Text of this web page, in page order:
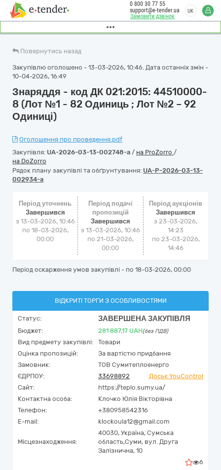
Замовити дзвінок
0 800 30 77 55
support@e-tender.ua
UK
Повернутись назад
Закупівлю оголошено - 13-03-2026, 10:46. Дата останніх змін -
10-04-2026, 16:49
Знаряддя - код ДК 021:2015: 44510000-
8 (Лот №1 - 82 Одиниць ; Лот №2 – 92
Одиниці)
Оголошення про проведення.pdf
Закупівля: UA-2026-03-13-002748-a / на ProZorro /
на DoZorro
Рядок плану закупівлі та обґрунтування: UA-P-2026-03-13-
002934-a
Період уточнень
Завершився
з 13-03-2026, 10:46
по 18-03-2026,
00:00
Період подачі
пропозицій
Завершився
з 13-03-2026, 10:46
по 21-03-2026,
00:00
Період аукціонів
Завершився
з23-03-2026,
14:23
по 23-03-2026,
14:46
Період оскарження умов закупівлі - по 18-03-2026, 00:00
ВІДКРИТІ ТОРГИ З ОСОБЛИВОСТЯМИ
Статус: ЗАВЕРШЕНА ЗАКУПІВЛЯ
Бюджет: 281 887,17 UAH(без ПДВ)
Вид предмету закупівлі:
Товари
Оцінка пропозицій:
За вартістю придбання
Замовник:
ТОВ Сумитеплоенерго
ЄДРПОУ:
33698892
Досьє YouControl
Сайт:
https://teplo.sumy.ua/
Контактна особа:
Клочко Юлія Вікторівна
Телефон:
+380958542316
E-mail:
klockoula12@gmail.com
Місцезнаходження:
40030, Україна, Сумська
область,Суми, вул. Друга
Залізнична, 10
6